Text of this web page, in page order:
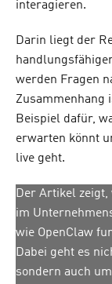
interagieren.
Darin liegt der
werden Fragen
Zusammenhang
Beispiel dafür,
erwarten könnt
live geht.
Der Artikel zeigt,
im
wie OpenClaw
Dabei geht es
sondern auch